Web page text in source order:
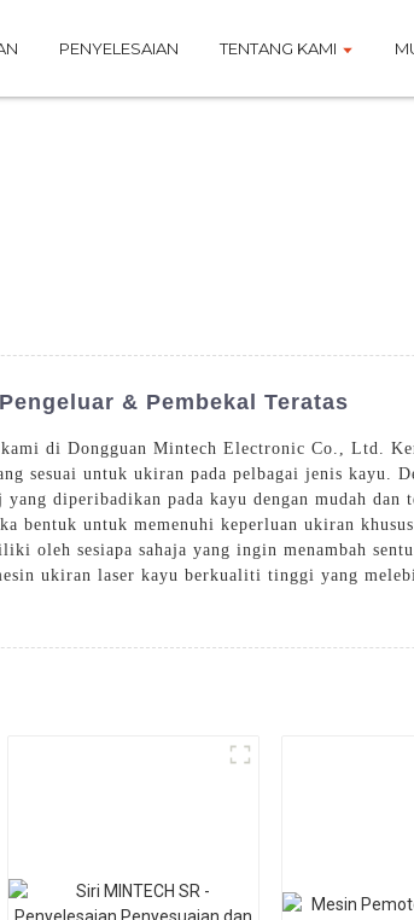
PENYELESAIAN TENTANG KAMI
& Pembekal Teratas
di Dongguan Mintech Electronic Co., Ltd.
sesuai untuk ukiran pada pelbagai jenis kayu.
diperibadikan pada kayu dengan mudah dan
bentuk untuk memenuhi keperluan ukiran
oleh sesiapa sahaja yang ingin menambah
ukiran laser kayu berkualiti tinggi yang